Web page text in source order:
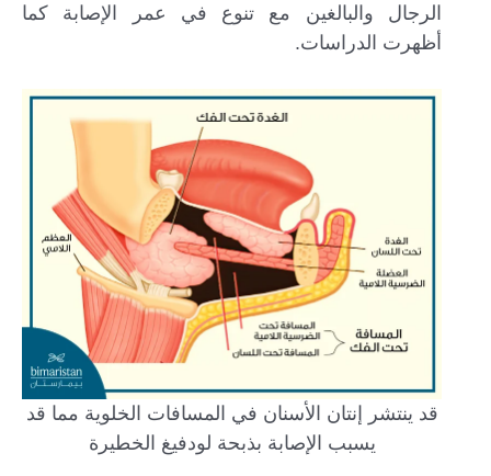
الرجال والبالغين مع تنوع في عمر الإصابة كما
أظهرت الدراسات.
قد ينتشر إنتان الأسنان في المسافات الخلوية مما قد
يسبب الإصابة بذبحة لودفيغ الخطيرة